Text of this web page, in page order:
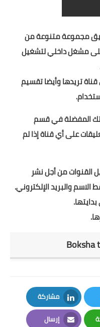
مجموعة متنوعة من
مشغل داخلي لتشغيل
تريدها وأيضا تقسيم
المفضلة في قسم
على أي قناة إذا لم
القنوات من أجل نشر
والبريد الإلكتروني.
Boksha
مشاركة
LinkedIn
إرسال